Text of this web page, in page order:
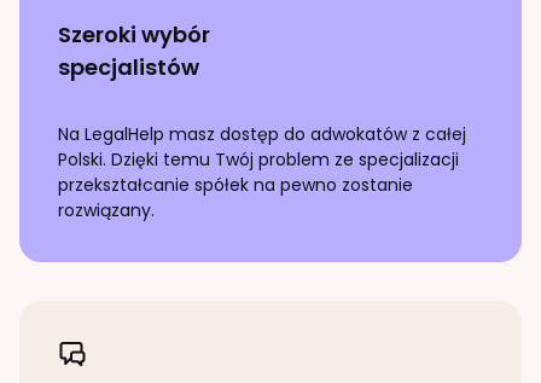
Szeroki wybór
specjalistów
Na LegalHelp masz dostęp do adwokatów z całej
Polski. Dzięki temu Twój problem ze specjalizacji
przekształcanie spółek na pewno zostanie
rozwiązany.